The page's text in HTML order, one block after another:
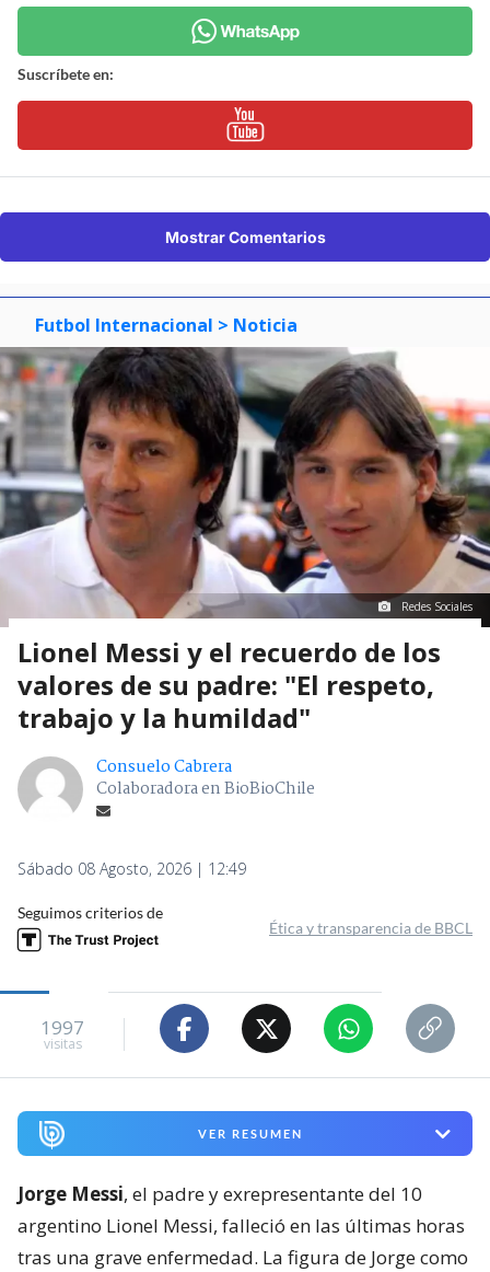
Suscríbete en:
Mostrar Comentarios
Futbol Internacional > Noticia
Redes Sociales
Lionel Messi y el recuerdo de los
valores de su padre: "El respeto,
trabajo y la humildad"
Consuelo Cabrera
Colaboradora en BioBioChile
Sábado 08 Agosto, 2026 | 12:49
Seguimos criterios de
Ética y transparencia de BBCL
1997
visitas
VER RESUMEN
Jorge Messi, el padre y exrepresentante del 10
argentino Lionel Messi, falleció en las últimas horas
tras una grave enfermedad. La figura de Jorge como